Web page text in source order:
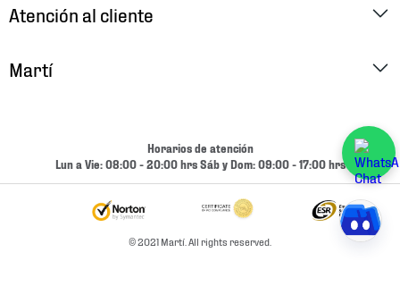
Atención al cliente
Cambios y Devoluciones
Condiciones de Entrega
Martí
Términos y Condiciones
Horarios de atención
Lun a Vie: 08:00 - 20:00 hrs Sáb y Dom: 09:00 - 17:00 hrs
© 2021 Martí. All rights reserved.